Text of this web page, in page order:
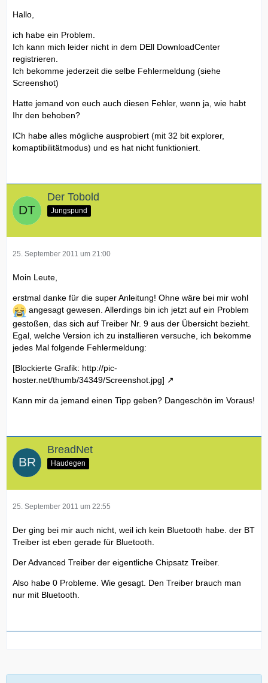
Wenn man die Treiber von der Dell HP lädt sollte man diese
auch entsprechend umbenennen.
Treiber siehe Screenshot! Das ist auch die Reihenfolge in
der ich sie installiert habe.
ggf. ist es erforderlich noch andere Treiber zu installieren,
Stereoscopic für die 3D Version usw.
Ich habe in dem Screenshot 2 Grafikkarten Treiber
aufgelistet einmal den von der Dell HP und einmal den von
der Nvidia HP. Aber nur einen installieren.
Windows Updates und SP1 nicht vergessen zu installieren.
Wenn man sich auf dieser Dell Seite
Webcam Tool, Dell Stage, Roxio usw. downloaden. Die
Dazu einfach den Link imInternet Explorer 32bit öffnen.
Wichtig es muss die 32bit Version sein!
edit by Team (DN41): Titel angepasst (Da Inhalt nicht klar
war)
Hallo,
ich habe ein Problem.
Ich kann mich leider nicht in dem DEll DownloadCenter
registrieren.
Ich bekomme jederzeit die selbe Fehlermeldung (siehe
Screenshot)
Hatte jemand von euch auch diesen Fehler, wenn ja, wie habt
Ihr den behoben?
ICh habe alles mögliche ausprobiert (mit 32 bit explorer,
komaptibilitätmodus) und es hat nicht funktioniert.
Der Tobold
Jungspund
25. September 2011 um 21:00
Moin Leute,
erstmal danke für die super Anleitung! Ohne wäre bei mir wohl
angesagt gewesen. Allerdings bin ich jetzt auf ein Problem
gestoßen, das sich auf Treiber Nr. 9 aus der Übersicht bezieht.
Egal, welche Version ich zu installieren versuche, ich bekomme
jedes Mal folgende Fehlermeldung:
[Blockierte Grafik: http://pic-
hoster.net/thumb/34349/Screenshot.jpg]
Kann mir da jemand einen Tipp geben? Dangeschön im Voraus!
BreadNet
Haudegen
25. September 2011 um 22:55
Der ging bei mir auch nicht, weil ich kein Bluetooth habe. der BT
Treiber ist eben gerade für Bluetooth.
Der Advanced Treiber der eigentliche Chipsatz Treiber.
Also habe 0 Probleme. Wie gesagt. Den Treiber brauch man
nur mit Bluetooth.